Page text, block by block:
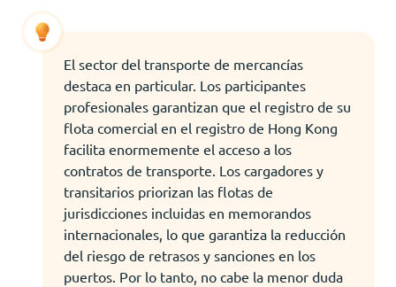
El sector del transporte de mercancías
destaca en particular. Los participantes
profesionales garantizan que el registro de su
flota comercial en el registro de Hong Kong
facilita enormemente el acceso a los
contratos de transporte. Los cargadores y
transitarios priorizan las flotas de
jurisdicciones incluidas en memorandos
internacionales, lo que garantiza la reducción
del riesgo de retrasos y sanciones en los
puertos. Por lo tanto, no cabe la menor duda